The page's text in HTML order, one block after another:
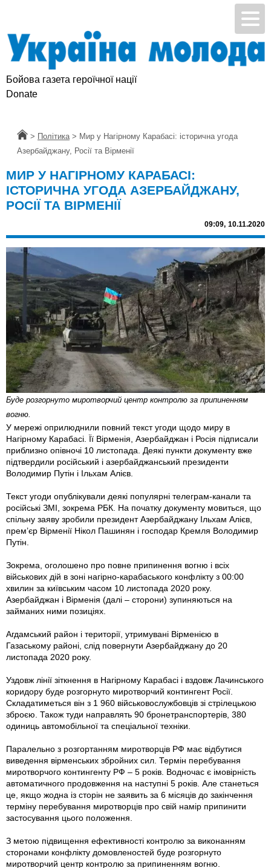
Бойова газета героїчної нації
Підтримай УМ
Головна
> Політика > Мир у Нагірному Карабасі: історична угода
Азербайджану, Росії та Вірменії
МИР У НАГІРНОМУ КАРАБАСІ:
ІСТОРИЧНА УГОДА АЗЕРБАЙДЖАНУ,
РОСІЇ ТА ВІРМЕНІЇ
09:09, 10.11.2020
Буде розгорнуто миротворчий центр контролю за припиненням
вогню.
У мережі оприлюднили повний текст угоди щодо миру в
Нагірному Карабасі. Її Вірменія, Азербайджан і Росія підписали
приблизно опівночі 10 листопада. Деякі пункти документу вже
підтвердили російський і азербайджанський президенти
Володимир Путін і Ільхам Алієв.
Текст угоди опублікували деякі популярні телеграм-канали та
російські ЗМІ, зокрема РБК. На початку документу мовиться, що
спільну заяву зробили президент Азербайджану Ільхам Алієв,
прем’єр Вірменії Нікол Пашинян і господар Кремля Володимир
Путін.
Зокрема, оголошено про повне припинення вогню і всіх
військових дій в зоні нагірно-карабаського конфлікту з 00:00
хвилин за київським часом 10 листопада 2020 року.
Азербайджан і Вірменія (далі – сторони) зупиняються на
займаних ними позиціях.
Агдамський район і території, утримувані Вірменією в
Газаському районі, слід повернути Азербайджану до 20
листопада 2020 року.
Уздовж лінії зіткнення в Нагірному Карабасі і вздовж Лачинського
коридору буде розгорнуто миротворчий контингент Росії.
Складатиметься він з 1 960 військовослужбовців зі стрілецькою
зброєю. Також туди направлять 90 бронетранспортерів, 380
одиниць автомобільної та спеціальної техніки.
Паралельно з розгортанням миротворців РФ має відбутися
виведення вірменських збройних сил. Термін перебування
миротворчого контингенту РФ – 5 років. Водночас є імовірність
автоматичного продовження на наступні 5 років. Але станеться
це, якщо жодна із сторін не заявить за 6 місяців до закінчення
терміну перебування миротворців про свій намір припинити
застосування цього положення.
З метою підвищення ефективності контролю за виконанням
сторонами конфлікту домовленостей буде розгорнуто
миротворчий центр контролю за припиненням вогню.